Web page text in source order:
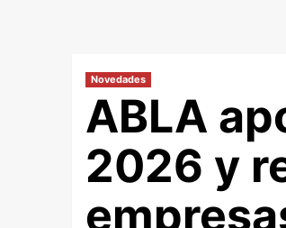
Novedades
ABLA
2026 y